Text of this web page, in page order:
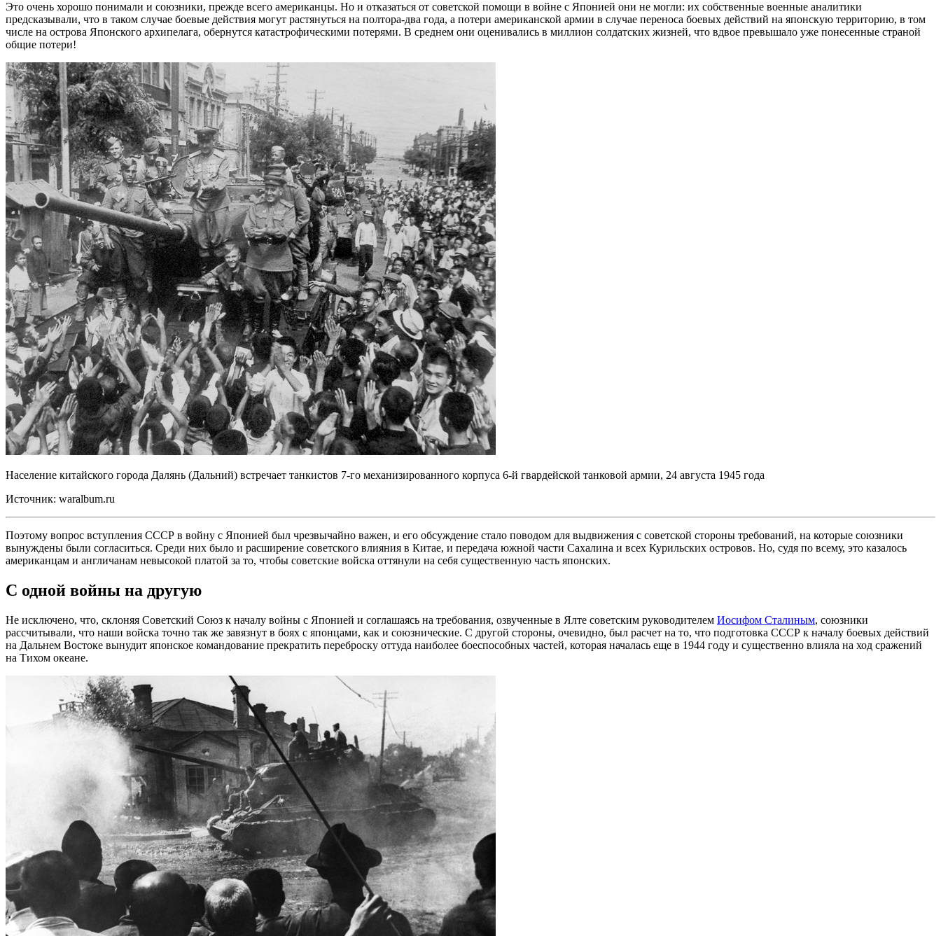
Это очень хорошо понимали и союзники, прежде всего американцы. Но и отказаться от советской помощи в войне с Японией они не могли: их собственные военные аналитики
предсказывали, что в таком случае боевые действия могут растянуться на полтора-два года, а потери американской армии в случае переноса боевых действий на японскую территорию, в том
числе на острова Японского архипелага, обернутся катастрофическими потерями. В среднем они оценивались в миллион солдатских жизней, что вдвое превышало уже понесенные страной
общие потери!
Население китайского города Далянь (Дальний) встречает танкистов 7-го механизированного корпуса 6-й гвардейской танковой армии, 24 августа 1945 года
Источник: waralbum.ru
Поэтому вопрос вступления СССР в войну с Японией был чрезвычайно важен, и его обсуждение стало поводом для выдвижения с советской стороны требований, на которые союзники
вынуждены были согласиться. Среди них было и расширение советского влияния в Китае, и передача южной части Сахалина и всех Курильских островов. Но, судя по всему, это казалось
американцам и англичанам невысокой платой за то, чтобы советские войска оттянули на себя существенную часть японских.
С одной войны на другую
Не исключено, что, склоняя Советский Союз к началу войны с Японией и соглашаясь на требования, озвученные в Ялте советским руководителем Иосифом Сталиным, союзники
рассчитывали, что наши войска точно так же завязнут в боях с японцами, как и союзнические. С другой стороны, очевидно, был расчет на то, что подготовка СССР к началу боевых действий
на Дальнем Востоке вынудит японское командование прекратить переброску оттуда наиболее боеспособных частей, которая началась еще в 1944 году и существенно влияла на ход сражений
на Тихом океане.